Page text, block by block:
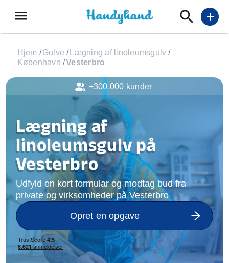
menu add
Hjem /Gulve / Lægning af linoleumsgulv /
København /Vesterbro
Lægning af
linoleumsgulv på
Vesterbro
Udfyld en kort formular og modtag bud fra
private og virksomheder på Vesterbro
Opret en opgave
+300.000 kunder